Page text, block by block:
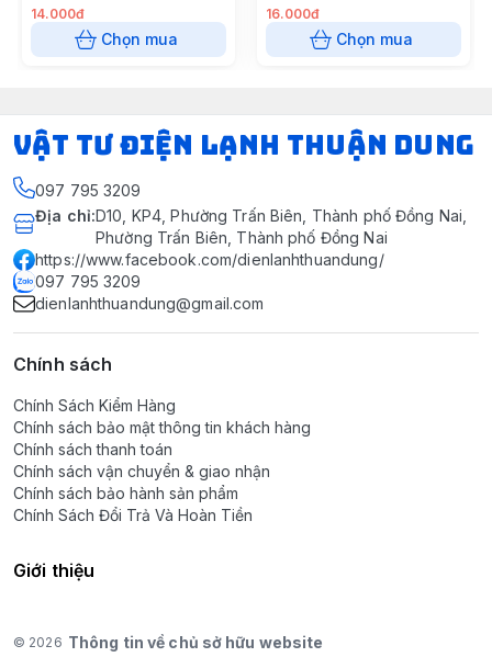
14.000đ
Chọn mua
16.000đ
Chọn mua
VẬT TƯ ĐIỆN LẠNH THUẬN DUNG
097 795 3209
Địa chỉ:D10, KP4, Phường Trấn Biên, Thành phố Đồng Nai,
Phường Trấn Biên, Thành phố Đồng Nai
https://www.facebook.com/dienlanhthuandung/
097 795 3209
dienlanhthuandung@gmail.com
Chính sách
Chính Sách Kiểm Hàng
Chính sách bảo mật thông tin khách hàng
Chính sách thanh toán
Chính sách vận chuyển & giao nhận
Chính sách bảo hành sản phẩm
Chính Sách Đổi Trả Và Hoàn Tiền
Giới thiệu
© 2026 Thông tin về chủ sở hữu website